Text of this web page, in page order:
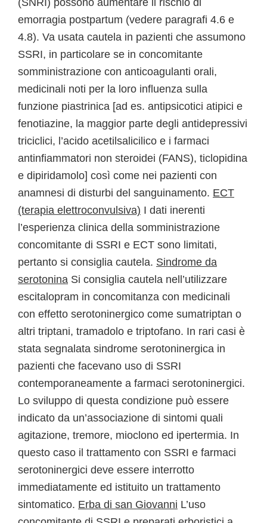
(SNRI) possono aumentare il rischio di
emorragia postpartum (vedere paragrafi 4.6 e
4.8). Va usata cautela in pazienti che assumono
SSRI, in particolare se in concomitante
somministrazione con anticoagulanti orali,
medicinali noti per la loro influenza sulla
funzione piastrinica [ad es. antipsicotici atipici e
fenotiazine, la maggior parte degli antidepressivi
triciclici, l’acido acetilsalicilico e i farmaci
antinfiammatori non steroidei (FANS), ticlopidina
e dipiridamolo] così come nei pazienti con
anamnesi di disturbi del sanguinamento. ECT
(terapia elettroconvulsiva) I dati inerenti
l’esperienza clinica della somministrazione
concomitante di SSRI e ECT sono limitati,
pertanto si consiglia cautela. Sindrome da
serotonina Si consiglia cautela nell’utilizzare
escitalopram in concomitanza con medicinali
con effetto serotoninergico come sumatriptan o
altri triptani, tramadolo e triptofano. In rari casi è
stata segnalata sindrome serotoninergica in
pazienti che facevano uso di SSRI
contemporaneamente a farmaci serotoninergici.
Lo sviluppo di questa condizione può essere
indicato da un’associazione di sintomi quali
agitazione, tremore, mioclono ed ipertermia. In
questo caso il trattamento con SSRI e farmaci
serotoninergici deve essere interrotto
immediatamente ed istituito un trattamento
sintomatico. Erba di san Giovanni L’uso